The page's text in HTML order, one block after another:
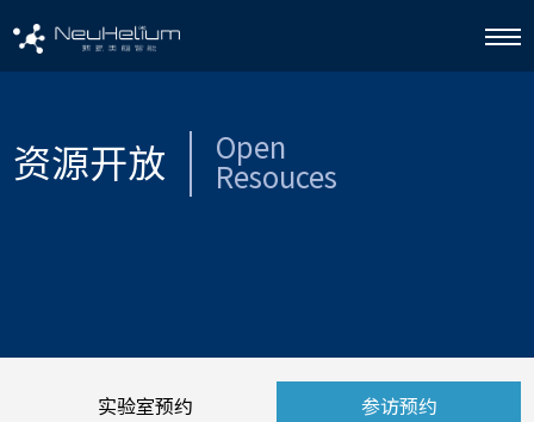
资源开放 Open
Resouces
实验室预约 参访预约